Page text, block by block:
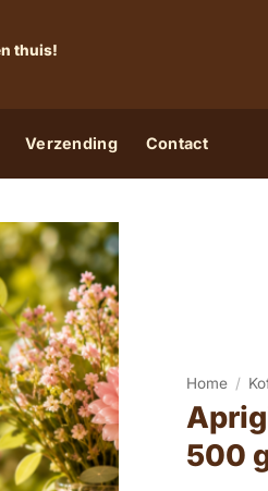
thuis!
Verzending Contact
Home /
500